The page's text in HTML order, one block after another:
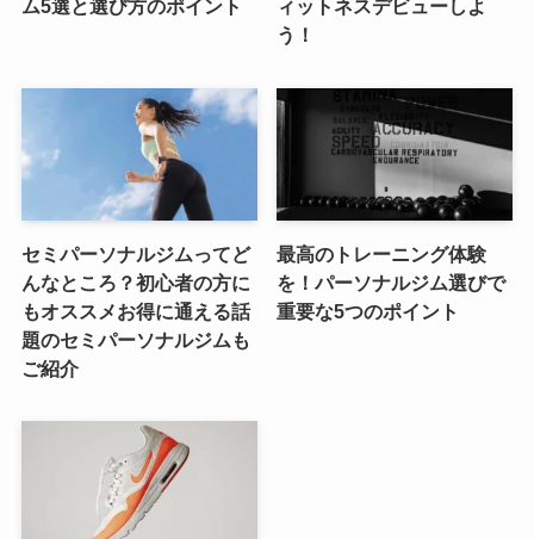
ム5選と選び方のポイント
ィットネスデビューしよ
う！
セミパーソナルジムってど
んなところ？初心者の方に
もオススメお得に通える話
題のセミパーソナルジムも
ご紹介
最高のトレーニング体験
を！パーソナルジム選びで
重要な5つのポイント